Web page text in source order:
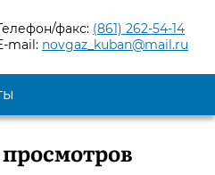
факс: (861) 262-54-14
mail: novgaz_kuban@mail.ru